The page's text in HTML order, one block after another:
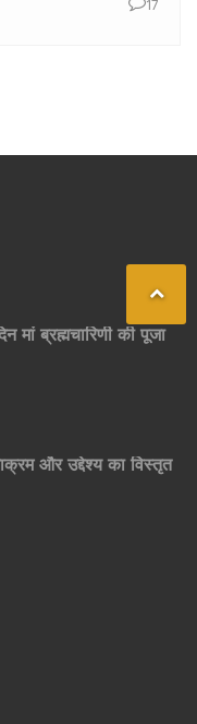
जीतने के अंतिम
17
मां ब्रह्मचारिणी की पूजा
और उद्देश्य का विस्तृत